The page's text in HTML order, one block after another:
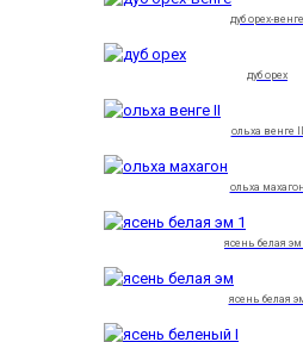
дуб орех-венге
дуб орех
ольха венге II
ольха махагон
ясень белая эм
ясень белая